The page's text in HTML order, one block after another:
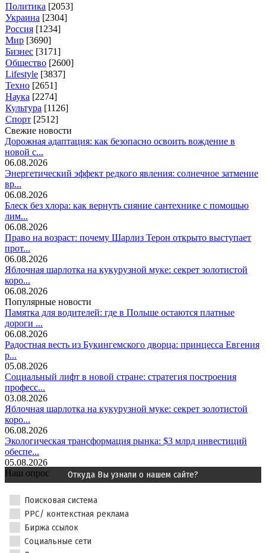
Политика [2053]
Украина [2304]
Россия [1234]
Мир [3690]
Бизнес [3171]
Общество [2600]
Lifestyle [3837]
Техно [2651]
Наука [2274]
Культура [1126]
Спорт [2512]
Свежие новости
Дорожная адаптация: как безопасно освоить вождение в
новой с...
06.08.2026
Энергетический эффект редкого явления: солнечное затмение
вр...
06.08.2026
Блеск без хлора: как вернуть сияние сантехнике с помощью
лим...
06.08.2026
Право на возраст: почему Шарлиз Терон открыто выступает
прот...
06.08.2026
Яблочная шарлотка на кукурузной муке: секрет золотистой
коро...
06.08.2026
Популярные новости
Памятка для водителей: где в Польше остаются платные
дороги ...
06.08.2026
Радостная весть из Букингемского дворца: принцесса Евгения
р...
05.08.2026
Социальный лифт в новой стране: стратегия построения
професс...
03.08.2026
Яблочная шарлотка на кукурузной муке: секрет золотистой
коро...
06.08.2026
Экологическая трансформация рынка: $3 млрд инвестиций
обеспе...
05.08.2026
Наш опрос
Откуда Вы узнали о нашем сайте?
Поисковая система
PPC/ контекстная реклама
Биржа ссылок
Социальные сети